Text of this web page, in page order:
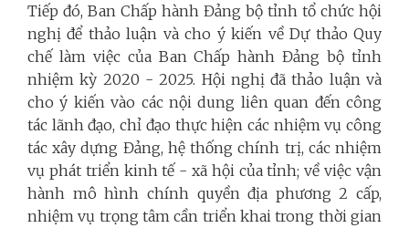
Tiếp đó, Ban Chấp hành Đảng bộ tỉnh tổ chức hội
nghị để thảo luận và cho ý kiến về Dự thảo Quy
chế làm việc của Ban Chấp hành Đảng bộ tỉnh
nhiệm kỳ 2020 - 2025. Hội nghị đã thảo luận và
cho ý kiến vào các nội dung liên quan đến công
tác lãnh đạo, chỉ đạo thực hiện các nhiệm vụ công
tác xây dựng Đảng, hệ thống chính trị, các nhiệm
vụ phát triển kinh tế - xã hội của tỉnh; về việc vận
hành mô hình chính quyền địa phương 2 cấp,
nhiệm vụ trọng tâm cần triển khai trong thời gian